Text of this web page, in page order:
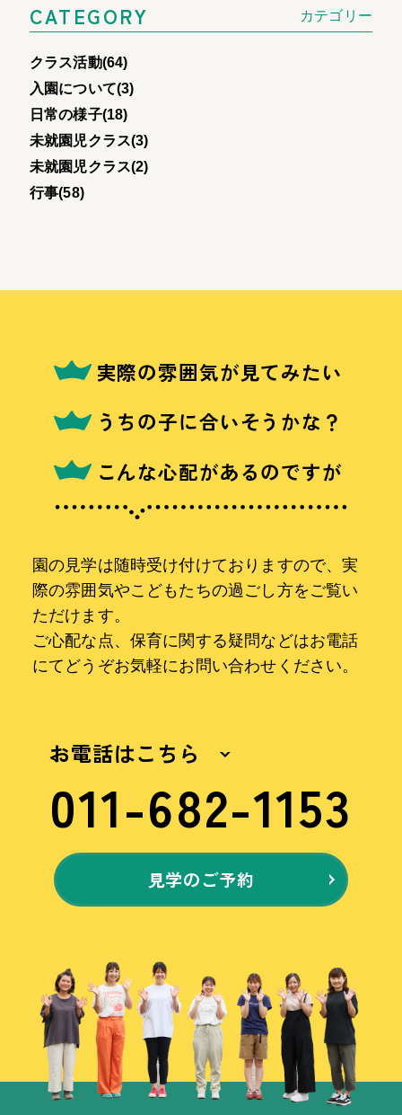
CATEGORY カテゴリー
クラス活動(64)
入園について(3)
日常の様子(18)
未就園児クラス(3)
未就園児クラス(2)
行事(58)
実際の雰囲気が見てみたい
うちの子に合いそうかな？
こんな心配があるのですが
園の見学は随時受け付けておりますので、実
際の雰囲気やこどもたちの過ごし方をご覧い
ただけます。
ご心配な点、保育に関する疑問などはお電話
にてどうぞお気軽にお問い合わせください。
お電話はこちら
011-682-1153
見学のご予約